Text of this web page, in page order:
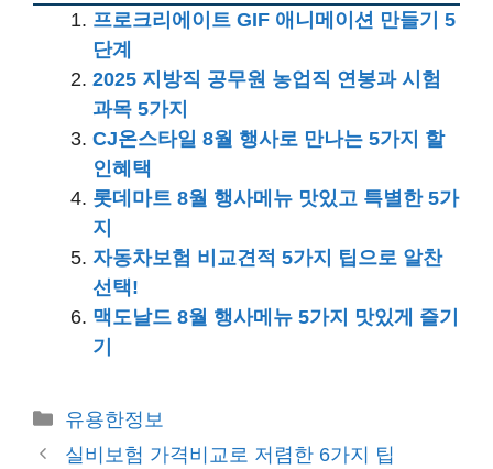
프로크리에이트 GIF 애니메이션 만들기 5
단계
2025 지방직 공무원 농업직 연봉과 시험
과목 5가지
CJ온스타일 8월 행사로 만나는 5가지 할
인혜택
롯데마트 8월 행사메뉴 맛있고 특별한 5가
지
자동차보험 비교견적 5가지 팁으로 알찬
선택!
맥도날드 8월 행사메뉴 5가지 맛있게 즐기
기
카
테
유용한정보
실비보험 가격비교로 저렴한 6가지 팁